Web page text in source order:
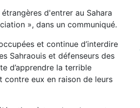
d'entrer au Sahara
», dans un communiqué.
et continue d’interdire
Sahraouis et défenseurs des
d’apprendre la terrible
contre eux en raison de leurs